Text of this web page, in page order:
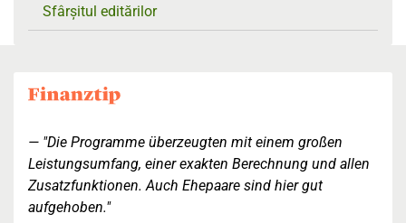
Sfârșitul editărilor
"Die Programme überzeugten mit einem großen
Leistungsumfang, einer exakten Berechnung und allen
Zusatzfunktionen. Auch Ehepaare sind hier gut
aufgehoben."